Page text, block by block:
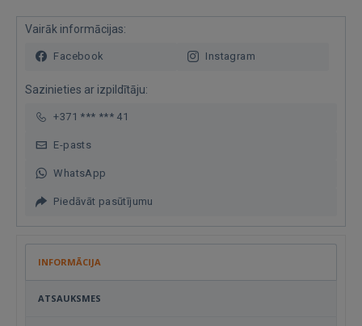
Vairāk informācijas:
Facebook Instagram
Sazinieties ar izpildītāju:
+371 *** *** 41
E-pasts
WhatsApp
Piedāvāt pasūtījumu
INFORMĀCIJA
ATSAUKSMES